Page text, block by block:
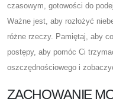
czasowym, gotowości do
Ważne jest, aby rozłożyć
różne rzeczy. Pamiętaj, aby
postępy, aby pomóc Ci
oszczędnościowego i
ZACHOWANIE